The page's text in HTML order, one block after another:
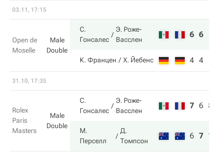
03.11, 17:15
Open de
Moselle
Male
Double
С.
Гонсалес
Э. Роже-
Васслен
6 6
К. Францен Х. Йебенс 4 4
31.10, 17:35
Rolex
Paris
Masters
Male
Double
С.
Гонсалес
Э. Роже-
Васслен
7 6 8
М.
Перселл
Д.
Томпсон
6 7 10